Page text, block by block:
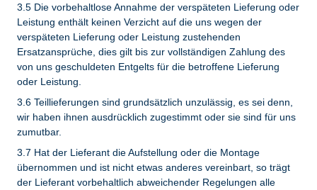
3.5 Die vorbehaltlose Annahme der verspäteten Lieferung oder
Leistung enthält keinen Verzicht auf die uns wegen der
verspäteten Lieferung oder Leistung zustehenden
Ersatzansprüche, dies gilt bis zur vollständigen Zahlung des
von uns geschuldeten Entgelts für die betroffene Lieferung
oder Leistung.
3.6 Teillieferungen sind grundsätzlich unzulässig, es sei denn,
wir haben ihnen ausdrücklich zugestimmt oder sie sind für uns
zumutbar.
3.7 Hat der Lieferant die Aufstellung oder die Montage
übernommen und ist nicht etwas anderes vereinbart, so trägt
der Lieferant vorbehaltlich abweichender Regelungen alle